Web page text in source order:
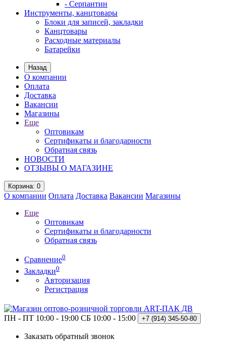
- Серпантин
Инструменты, канцтовары
Блоки для записей, закладки
Канцтовары
Расходные материалы
Батарейки
Назад
О компании
Оплата
Доставка
Вакансии
Магазины
Еще
Оптовикам
Сертификаты и благодарности
Обратная связь
НОВОСТИ
ОТЗЫВЫ О МАГАЗИНЕ
Корзина: 0
О компании Оплата Доставка Вакансии Магазины
Еще
Оптовикам
Сертификаты и благодарности
Обратная связь
Сравнение0
Закладки0
Авторизация
Регистрация
ПН - ПТ 10:00 - 19:00 СБ 10:00 - 15:00 +7 (914) 345-50-80
Заказать обратный звонок